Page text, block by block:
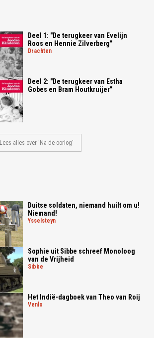
Deel 1: "De terugkeer van Evelijn
Roos en Hennie Zilverberg"
drachten
Deel 2: "De terugkeer van Estha
Gobes en Bram Houtkruijer"
Lees alles over 'Na de oorlog'
Duitse soldaten, niemand huilt om u!
Niemand!
ysselsteyn
Sophie uit Sibbe schreef Monoloog
van de Vrijheid
sibbe
Het Indië-dagboek van Theo van Roij
venlo